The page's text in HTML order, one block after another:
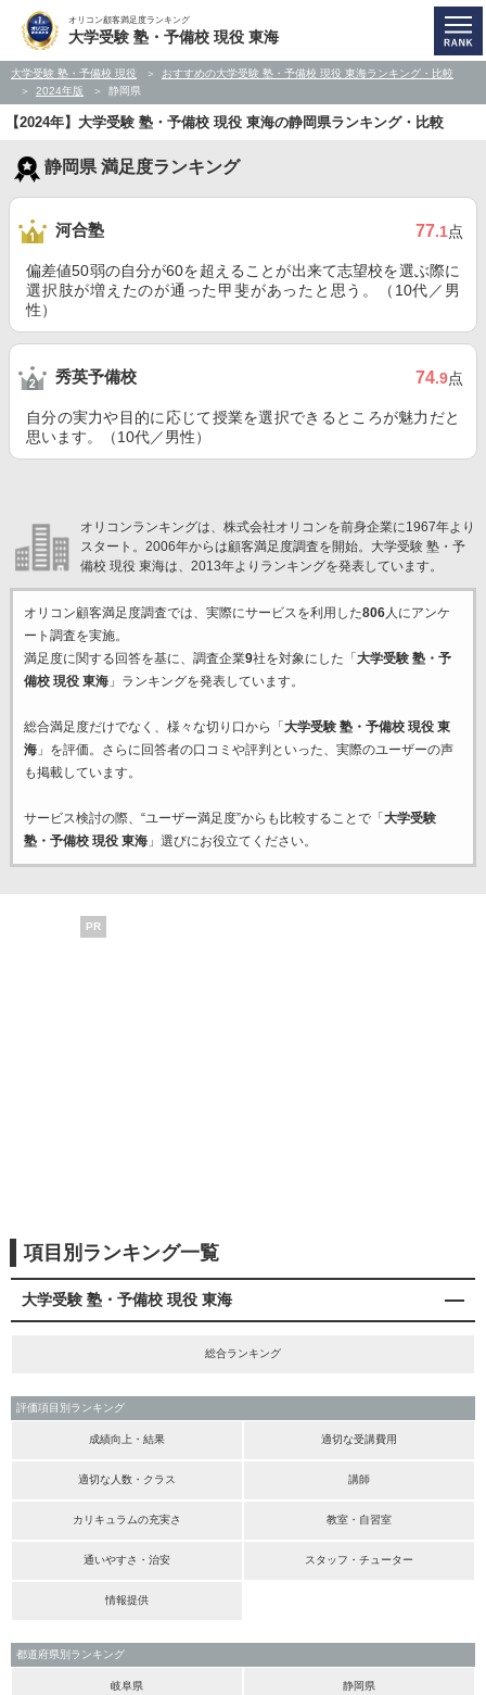
オリコン顧客満足度ランキング
大学受験 塾・予備校 現役 東海
大学受験 塾・予備校 現役
おすすめの大学受験 塾・予備校 現役 東海ランキング・比較
2024年版
静岡県
【2024年】大学受験 塾・予備校 現役 東海の静岡県ランキング・比較
静岡県 満足度ランキング
河合塾 77.1点
偏差値50弱の自分が60を超えることが出来て志望校を選ぶ際に
選択肢が増えたのが通った甲斐があったと思う。（10代／男
性）
秀英予備校 74.9点
自分の実力や目的に応じて授業を選択できるところが魅力だと
思います。（10代／男性）
オリコンランキングは、株式会社オリコンを前身企業に1967年より
スタート。2006年からは顧客満足度調査を開始。大学受験 塾・予
備校 現役 東海は、2013年よりランキングを発表しています。
オリコン顧客満足度調査では、実際にサービスを利用した806人にアンケ
ート調査を実施。
満足度に関する回答を基に、調査企業9社を対象にした「 大学受験 塾・予
備校 現役 東海」ランキングを発表しています。
総合満足度だけでなく、様々な切り口から「 大学受験 塾・予備校 現役 東
海」を評価。さらに回答者の口コミや評判といった、実際のユーザーの声
も掲載しています。
サービス検討の際、“ユーザー満足度”からも比較することで「 大学受験
塾・予備校 現役 東海」選びにお役立てください。
PR
項目別ランキング一覧
大学受験 塾・予備校 現役 東海
総合ランキング
評価項目別ランキング
成績向上・結果 適切な受講費用
適切な人数・クラス 講師
カリキュラムの充実さ 教室・自習室
通いやすさ・治安 スタッフ・チューター
情報提供
都道府県別ランキング
岐阜県 静岡県